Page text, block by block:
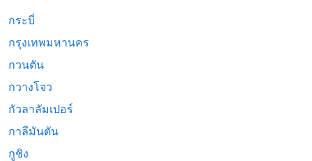
กระบี่
กรุงเทพมหานคร
กวนตัน
กวางโจว
กัวลาลัมเปอร์
กาลีมันตัน
กูชิง